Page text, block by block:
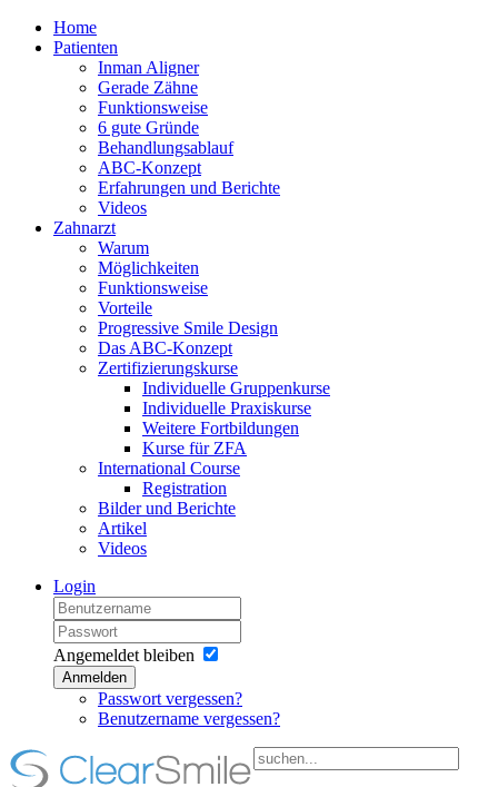
Home
Patienten
Inman Aligner
Gerade Zähne
Funktionsweise
6 gute Gründe
Behandlungsablauf
ABC-Konzept
Erfahrungen und Berichte
Videos
Zahnarzt
Warum
Möglichkeiten
Funktionsweise
Vorteile
Progressive Smile Design
Das ABC-Konzept
Zertifizierungskurse
Individuelle Gruppenkurse
Individuelle Praxiskurse
Weitere Fortbildungen
Kurse für ZFA
International Course
Registration
Bilder und Berichte
Artikel
Videos
Login
Angemeldet bleiben
Anmelden
Passwort vergessen?
Benutzername vergessen?